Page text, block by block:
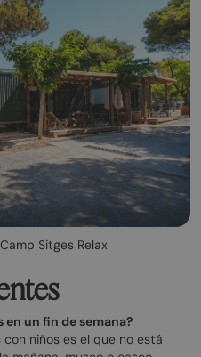
Sitges Relax
un fin de semana?
niños es el que no está